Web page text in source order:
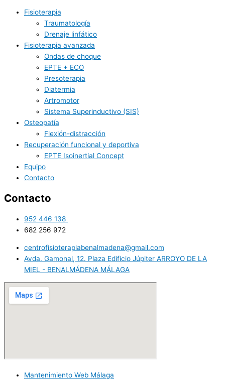
Fisioterapia
Traumatología
Drenaje linfático
Fisioterapia avanzada
Ondas de choque
EPTE + ECO
Presoterapia
Diatermia
Artromotor
Sistema Superinductivo (SIS)
Osteopatía
Flexión-distracción
Recuperación funcional y deportiva
EPTE Isoinertial Concept
Equipo
Contacto
Contacto
952 446 138​ ​
682 256 972 ​
centrofisioterapiabenalmadena@gmail.com
Avda. Gamonal, 12. Plaza Edificio Júpiter ARROYO DE LA
MIEL - BENALMÁDENA MÁLAGA
Mantenimiento Web Málaga